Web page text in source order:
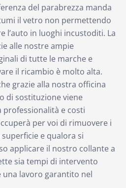
del parabrezza manda
il vetro non permettendo
l’auto in luoghi incustoditi. La
alle nostre ampie
di tutte le marche e
il ricambio è molto alta.
grazie alla nostra officina
di sostituzione viene
e costi
per voi di rimuovere i
e qualora si
applicare il nostro collante a
sia tempi di intervento
lavoro garantito nel